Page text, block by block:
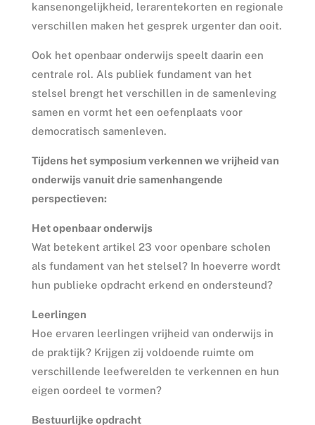
kansenongelijkheid, lerarentekorten en regionale
verschillen maken het gesprek urgenter dan ooit.
Ook het openbaar onderwijs speelt daarin een
centrale rol. Als publiek fundament van het
stelsel brengt het verschillen in de samenleving
samen en vormt het een oefenplaats voor
democratisch samenleven.
Tijdens het symposium verkennen we vrijheid van
onderwijs vanuit drie samenhangende
perspectieven:
Het openbaar onderwijs
Wat betekent artikel 23 voor openbare scholen
als fundament van het stelsel? In hoeverre wordt
hun publieke opdracht erkend en ondersteund?
Leerlingen
Hoe ervaren leerlingen vrijheid van onderwijs in
de praktijk? Krijgen zij voldoende ruimte om
verschillende leefwerelden te verkennen en hun
eigen oordeel te vormen?
Bestuurlijke opdracht